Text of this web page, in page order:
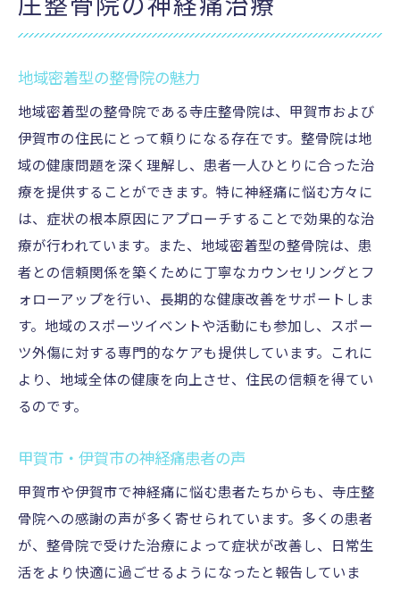
庄整骨院の神経痛治療
地域密着型の整骨院の魅力
地域密着型の整骨院である寺庄整骨院は、甲賀市および
伊賀市の住民にとって頼りになる存在です。整骨院は地
域の健康問題を深く理解し、患者一人ひとりに合った治
療を提供することができます。特に神経痛に悩む方々に
は、症状の根本原因にアプローチすることで効果的な治
療が行われています。また、地域密着型の整骨院は、患
者との信頼関係を築くために丁寧なカウンセリングとフ
ォローアップを行い、長期的な健康改善をサポートしま
す。地域のスポーツイベントや活動にも参加し、スポー
ツ外傷に対する専門的なケアも提供しています。これに
より、地域全体の健康を向上させ、住民の信頼を得てい
るのです。
甲賀市・伊賀市の神経痛患者の声
甲賀市や伊賀市で神経痛に悩む患者たちからも、寺庄整
骨院への感謝の声が多く寄せられています。多くの患者
が、整骨院で受けた治療によって症状が改善し、日常生
活をより快適に過ごせるようになったと報告していま